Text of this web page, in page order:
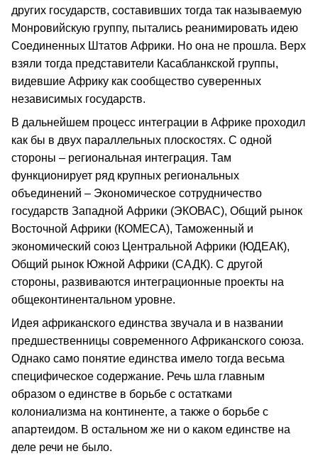
других государств, составивших тогда так называемую
Монровийскую группу, пытались реанимировать идею
Соединенных Штатов Африки. Но она не прошла. Верх
взяли тогда представители Касабланкской группы,
видевшие Африку как сообщество суверенных
независимых государств.
В дальнейшем процесс интеграции в Африке проходил
как бы в двух параллельных плоскостях. С одной
стороны – региональная интеграция. Там
функционирует ряд крупных региональных
объединений – Экономическое сотрудничество
государств Западной Африки (ЭКОВАС), Общий рынок
Восточной Африки (КОМЕСА), Таможенный и
экономический союз Центральной Африки (ЮДЕАК),
Общий рынок Южной Африки (САДК). С другой
стороны, развиваются интеграционные проекты на
общеконтинентальном уровне.
Идея африканского единства звучала и в названии
предшественницы современного Африканского союза.
Однако само понятие единства имело тогда весьма
специфическое содержание. Речь шла главным
образом о единстве в борьбе с остатками
колониализма на континенте, а также о борьбе с
апартеидом. В остальном же ни о каком единстве на
деле речи не было.